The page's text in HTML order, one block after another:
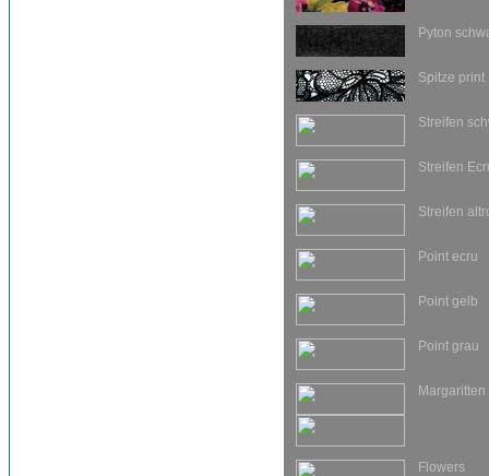
Pyton
Spitze print
Streifen
Streifen
Streifen
Point ecru
Point gelb
Point grau
Margaritten
Flowers